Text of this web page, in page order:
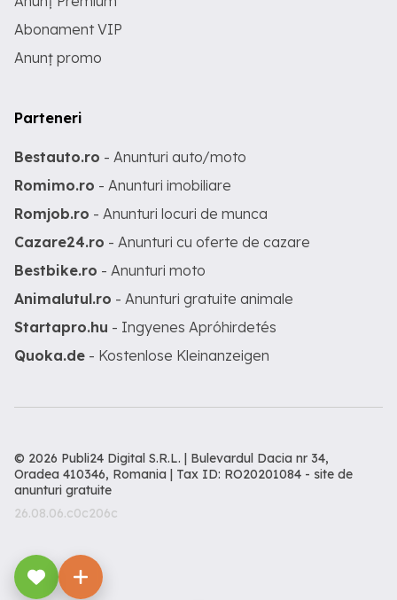
Abonament VIP
Anunț promo
Parteneri
Bestauto.ro - Anunturi auto/moto
Romimo.ro - Anunturi imobiliare
Romjob.ro - Anunturi locuri de munca
Cazare24.ro - Anunturi cu oferte de cazare
Bestbike.ro - Anunturi moto
Animalutul.ro - Anunturi gratuite animale
Startapro.hu - Ingyenes Apróhirdetés
Quoka.de - Kostenlose Kleinanzeigen
© 2026 Publi24 Digital S.R.L. | Bulevardul Dacia nr 34,
Oradea 410346, Romania | Tax ID: RO20201084 - site de
anunturi gratuite
26.08.06.c0c206c